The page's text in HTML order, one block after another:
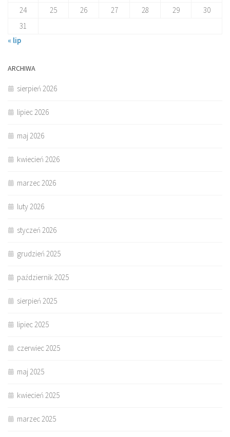
24
25 26 27 28 29
30
31
« lip
ARCHIWA
sierpień 2026
lipiec 2026
maj 2026
kwiecień 2026
marzec 2026
luty 2026
styczeń 2026
grudzień 2025
październik 2025
sierpień 2025
lipiec 2025
czerwiec 2025
maj 2025
kwiecień 2025
marzec 2025